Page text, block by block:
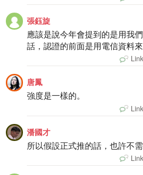
張鈺旋
應該是說今年會提到的是用我
話，認證的前面是用電信資料來
唐鳳
強度是一樣的。
潘國才
所以假設正式推的話，也許不